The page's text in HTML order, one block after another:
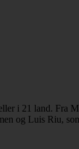
i 21 land. Fra
og Luis Riu,